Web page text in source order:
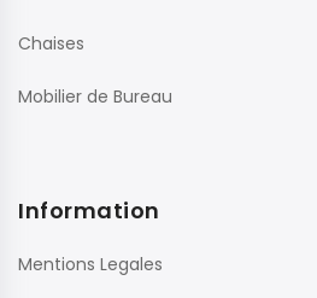
Chaises
Mobilier de Bureau
Information
Mentions Legales